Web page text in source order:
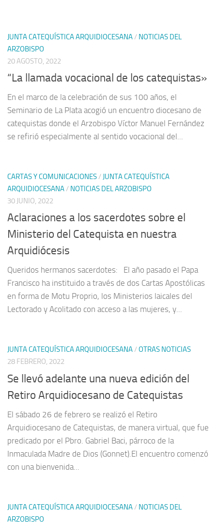
JUNTA CATEQUÍSTICA ARQUIDIOCESANA / NOTICIAS DEL
ARZOBISPO
20 AGOSTO, 2022
“La llamada vocacional de los catequistas»
En el marco de la celebración de sus 100 años, el
Seminario de La Plata acogió un encuentro diocesano de
catequistas donde el Arzobispo Víctor Manuel Fernández
se refirió especialmente al sentido vocacional del...
CARTAS Y COMUNICACIONES / JUNTA CATEQUÍSTICA
ARQUIDIOCESANA / NOTICIAS DEL ARZOBISPO
30 JUNIO, 2022
Aclaraciones a los sacerdotes sobre el
Ministerio del Catequista en nuestra
Arquidiócesis
Queridos hermanos sacerdotes: El año pasado el Papa
Francisco ha instituido a través de dos Cartas Apostólicas
en forma de Motu Proprio, los Ministerios laicales del
Lectorado y Acolitado con acceso a las mujeres, y...
JUNTA CATEQUÍSTICA ARQUIDIOCESANA /OTRAS NOTICIAS
28 FEBRERO, 2022
Se llevó adelante una nueva edición del
Retiro Arquidiocesano de Catequistas
El sábado 26 de febrero se realizó el Retiro
Arquidiocesano de Catequistas, de manera virtual, que fue
predicado por el Pbro. Gabriel Baci, párroco de la
Inmaculada Madre de Dios (Gonnet).El encuentro comenzó
con una bienvenida...
JUNTA CATEQUÍSTICA ARQUIDIOCESANA / NOTICIAS DEL
ARZOBISPO